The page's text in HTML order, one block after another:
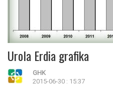
Urola Erdia grafika
GHK
2015-06-30 : 15:37